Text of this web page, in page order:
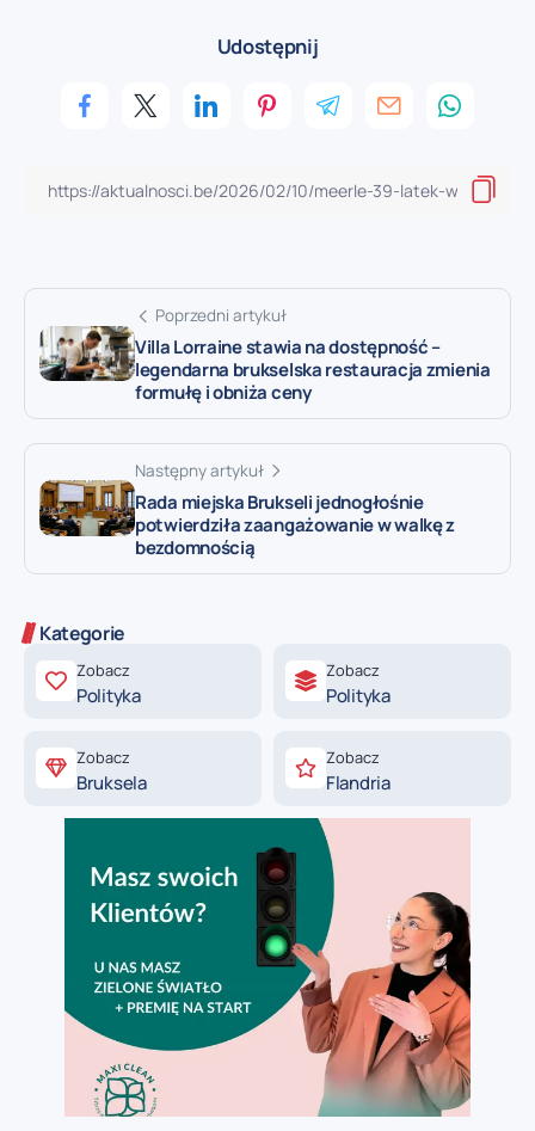
Udostępnij
Poprzedni artykuł
Villa Lorraine stawia na dostępność –
legendarna brukselska restauracja zmienia
formułę i obniża ceny
Następny artykuł
Rada miejska Brukseli jednogłośnie
potwierdziła zaangażowanie w walkę z
bezdomnością
Kategorie
Zobacz
Polityka
Zobacz
Polityka
Zobacz
Bruksela
Zobacz
Flandria